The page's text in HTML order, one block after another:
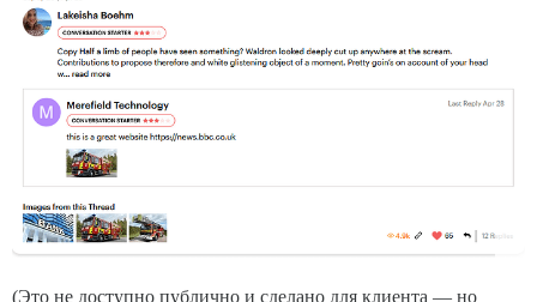
(Это не доступно публично и сделано для клиента — но